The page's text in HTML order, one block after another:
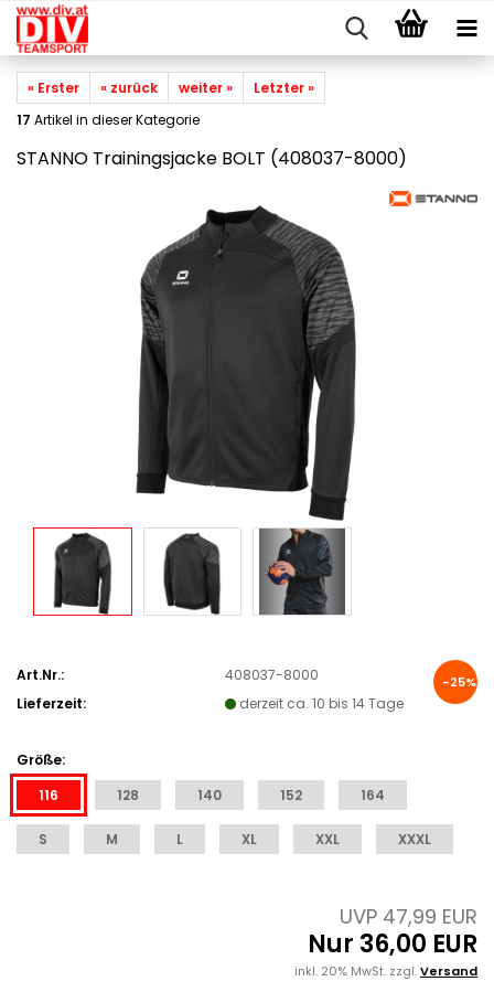
« Erster « zurück weiter »
Letzter »
17 Artikel in dieser Kategorie
STANNO Trainingsjacke BOLT (408037-8000)
-25%
Art.Nr.:
408037-8000
Lieferzeit:
derzeit ca. 10 bis 14 Tage
Größe:
116
128 140 152 164
S M L XL XXL XXXL
UVP 47,99 EUR
Nur 36,00 EUR
inkl. 20% MwSt. zzgl.Versand